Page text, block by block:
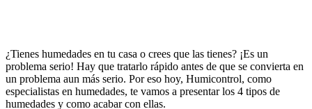
¿Tienes humedades en tu casa o crees que las tienes? ¡Es un
problema serio! Hay que tratarlo rápido antes de que se convierta en
un problema aun más serio. Por eso hoy, Humicontrol, como
especialistas en humedades, te vamos a presentar los 4 tipos de
humedades y como acabar con ellas.